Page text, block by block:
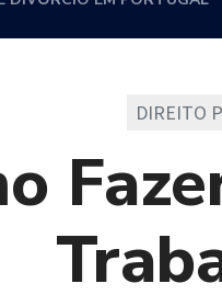
DIREITO